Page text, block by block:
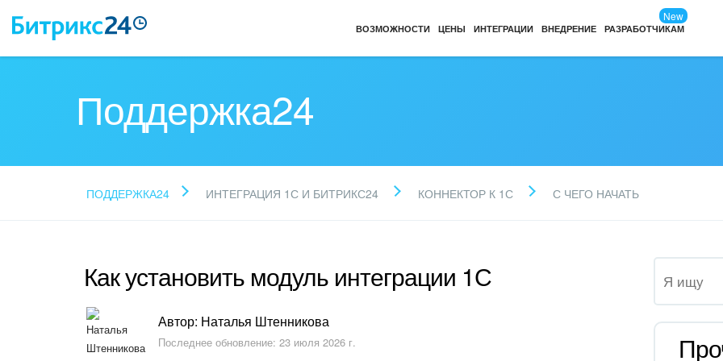
ВОЗМОЖНОСТИ ЦЕНЫ ИНТЕГРАЦИИ ВНЕДРЕНИЕ РАЗРАБОТЧИКАМ
New
Поддержка24
ПОДДЕРЖКА24 ИНТЕГРАЦИЯ 1С И БИТРИКС24 КОННЕКТОР К 1С С ЧЕГО НАЧАТЬ
Как установить модуль интеграции 1С
Автор: Наталья Штенникова
Последнее обновление: 23 июля 2026 г.